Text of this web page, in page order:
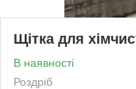
Щітка для
В наявності
Роздріб